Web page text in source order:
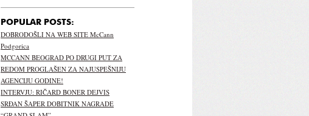
POPULAR POSTS:
DOBRODOŠLI NA WEB SITE McCann
Podgorica
MCCANN BEOGRAD PO DRUGI PUT ZA
REDOM PROGLAŠEN ZA NAJUSPEŠNIJU
AGENCIJU GODINE!
INTERVJU: RIČARD BONER DEJVIS
SRĐAN ŠAPER DOBITNIK NAGRADE